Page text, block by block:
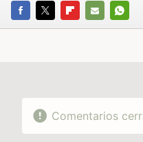
FACEBOOK
TWITTERFLIPBOARD
E-
Comentarios